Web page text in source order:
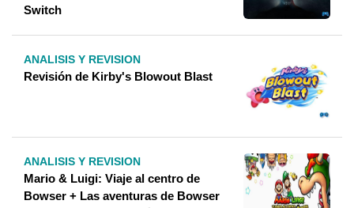
Switch
ANALISIS Y REVISION
Revisión de Kirby's Blowout Blast
ANALISIS Y REVISION
Mario & Luigi: Viaje al centro de
Bowser + Las aventuras de Bowser